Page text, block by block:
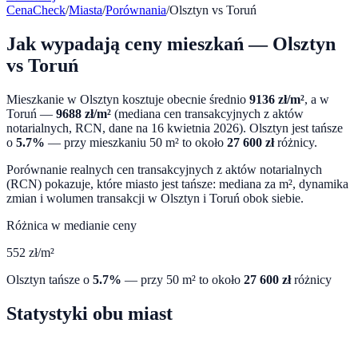
CenaCheck/Miasta/Porównania/Olsztyn vs Toruń
Jak wypadają ceny mieszkań — Olsztyn
vs Toruń
Mieszkanie w Olsztyn kosztuje obecnie średnio 9136 zł/m², a w
Toruń — 9688 zł/m² (mediana cen transakcyjnych z aktów
notarialnych, RCN, dane na 16 kwietnia 2026). Olsztyn jest tańsze
o 5.7% — przy mieszkaniu 50 m² to około 27 600 złróżnicy.
Porównanie realnych cen transakcyjnych z aktów notarialnych
(RCN) pokazuje, które miasto jest tańsze: mediana za m², dynamika
zmian i wolumen transakcji w Olsztyn i Toruń obok siebie.
Różnica w medianie ceny
552 zł/m²
Olsztyn tańsze o 5.7% — przy 50 m² to około 27 600 złróżnicy
Statystyki obu miast